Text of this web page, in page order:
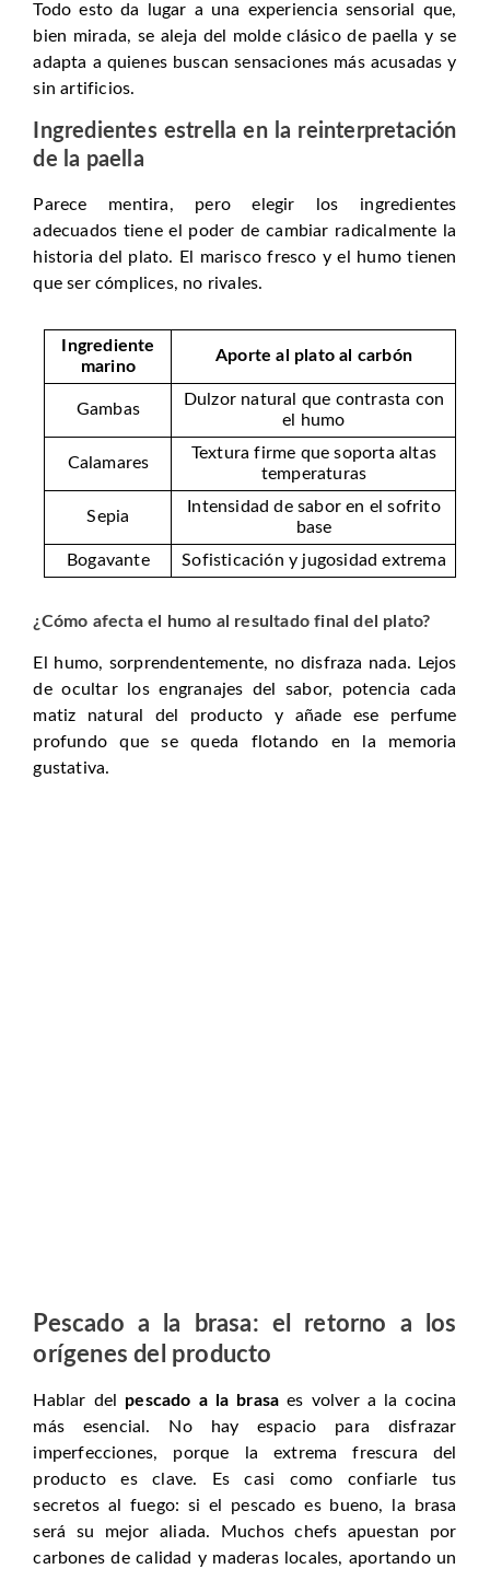
Todo esto da lugar a una experiencia sensorial que,
bien mirada, se aleja del molde clásico de paella y se
adapta a quienes buscan sensaciones más acusadas y
sin artificios.
Ingredientes estrella en la reinterpretación
de la paella
Parece mentira, pero elegir los ingredientes
adecuados tiene el poder de cambiar radicalmente la
historia del plato. El marisco fresco y el humo tienen
que ser cómplices, no rivales.
Ingrediente
marino
Aporte al plato al carbón
Gambas
Dulzor natural que contrasta con
el humo
Calamares
Textura firme que soporta altas
temperaturas
Sepia
Intensidad de sabor en el sofrito
base
Bogavante
Sofisticación y jugosidad extrema
¿Cómo afecta el humo al resultado final del plato?
El humo, sorprendentemente, no disfraza nada. Lejos
de ocultar los engranajes del sabor, potencia cada
matiz natural del producto y añade ese perfume
profundo que se queda flotando en la memoria
gustativa.
Pescado a la brasa: el retorno a los
orígenes del producto
Hablar del pescado a la brasa es volver a la cocina
más esencial. No hay espacio para disfrazar
imperfecciones, porque la extrema frescura del
producto es clave. Es casi como confiarle tus
secretos al fuego: si el pescado es bueno, la brasa
será su mejor aliada. Muchos chefs apuestan por
carbones de calidad y maderas locales, aportando un